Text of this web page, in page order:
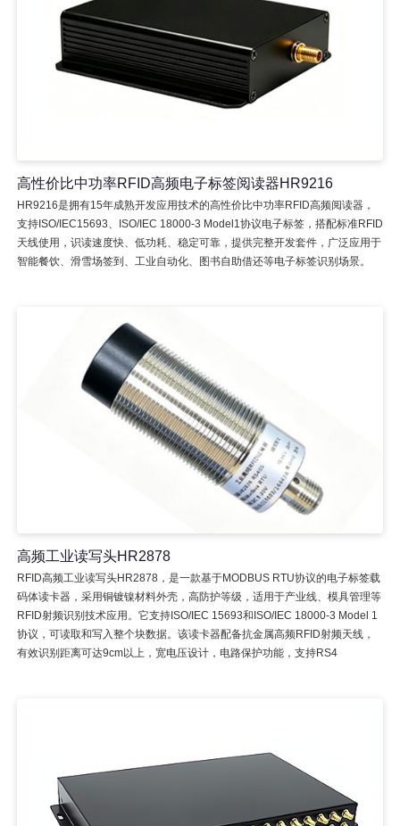
高性价比中功率RFID高频电子标签阅读器HR9216
HR9216是拥有15年成熟开发应用技术的高性价比中功率RFID高频阅读器，
支持ISO/IEC15693、ISO/IEC 18000-3 Model1协议电子标签，搭配标准RFID
天线使用，识读速度快、低功耗、稳定可靠，提供完整开发套件，广泛应用于
智能餐饮、滑雪场签到、工业自动化、图书自助借还等电子标签识别场景。
高频工业读写头HR2878
RFID高频工业读写头HR2878，是一款基于MODBUS RTU协议的电子标签载
码体读卡器，采用铜镀镍材料外壳，高防护等级，适用于产业线、模具管理等
RFID射频识别技术应用。它支持ISO/IEC 15693和ISO/IEC 18000-3 Model 1
协议，可读取和写入整个块数据。该读卡器配备抗金属高频RFID射频天线，
有效识别距离可达9cm以上，宽电压设计，电路保护功能，支持RS4